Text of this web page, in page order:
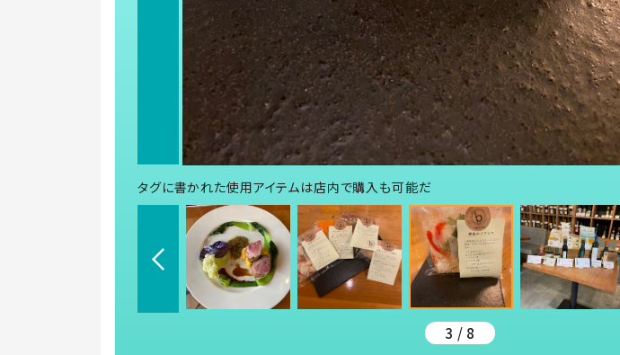
タグに書かれた使用アイテムは店内で購入も可能だ
3 / 8